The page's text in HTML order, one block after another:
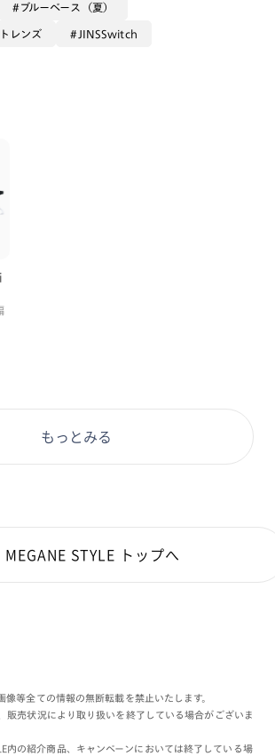
しサングラスも欲しい…そんな欲張りさ
のが魅力的👏🏻
ケースが付いてくるので、無くしたり
用(｀・ω・´)
いっぱい楽しんじゃいましょう！！！
ズ→フレーム代＋3300
ブルーベース（夏）
レンズ JINSSwitch
もっとみる
MEGANE STYLE トップへ
等全ての情報の無断転載を禁止いたします。
販売状況により取り扱いを終了している場合がございま
内の紹介商品、キャンペーンにおいては終了している場